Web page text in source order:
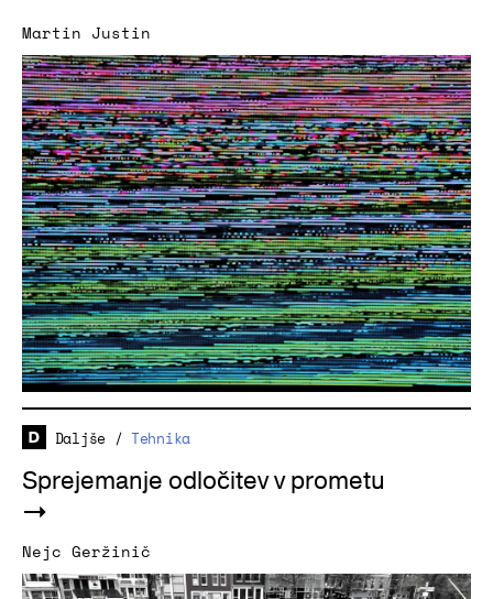
Martin Justin
Daljše /Tehnika
Sprejemanje odločitev v prometu
Nejc Geržinič